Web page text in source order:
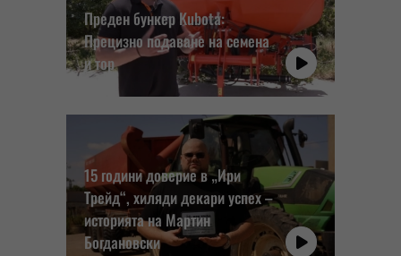
Преден бункер Kubota:
Прецизно подаване на семена
и тор
15 години доверие в „Ири
Трейд“, хиляди декари успех –
историята на Мартин
Богдановски